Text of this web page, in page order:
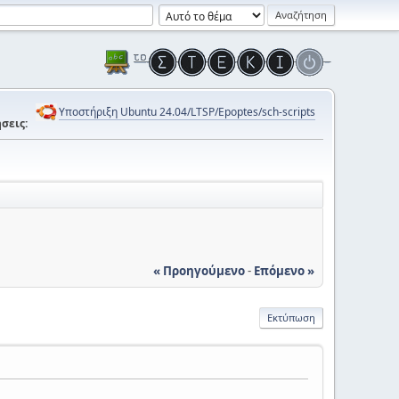
Υποστήριξη Ubuntu 24.04/LTSP/Epoptes/sch-scripts
« Προηγούμενο- Επόμενο »
Εκτύπωση